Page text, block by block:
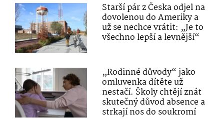
Starší pár z Česka odjel na
dovolenou do Ameriky a
už se nechce vrátit: „Je to
všechno lepší a levnější“
„Rodinné důvody“ jako
omluvenka dítěte už
nestačí. Školy chtějí znát
skutečný důvod absence a
strkají nos do soukromí